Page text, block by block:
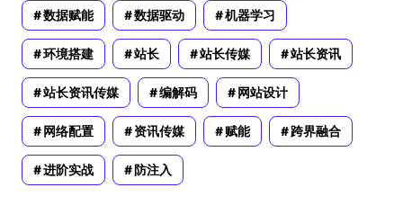
数据赋能 数据驱动 机器学习
环境搭建 站长 站长传媒 站长资讯
站长资讯传媒 编解码 网站设计
网络配置 资讯传媒 赋能 跨界融合
进阶实战 防注入